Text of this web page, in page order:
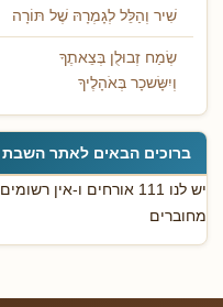
שִׁיר וְהַלֵּל לְגָמְרָהּ שֶׁל תּוֹרָה
שְׂמַח זְבוּלֻן בְּצֵאתֶךָ
וְיִשָּׂשכָר בְּאֹהָלֶיךָ
ברוכים הבאים לאתר השבת
יש לנו 111 אורחים ו-אין רשומים
מחוברים